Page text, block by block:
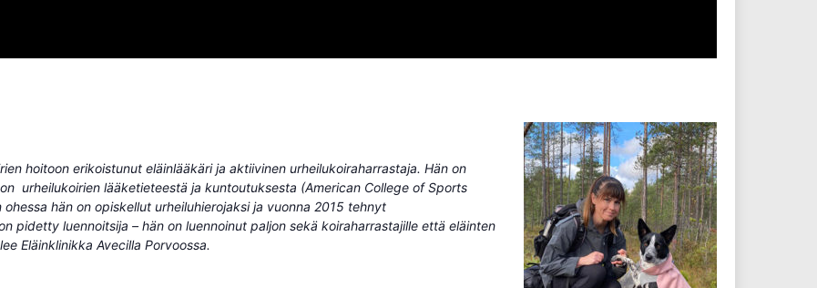
hoitoon erikoistunut eläinlääkäri ja aktiivinen urheilukoiraharrastaja. Hän on
urheilukoirien lääketieteestä ja kuntoutuksesta (American College of Sports
hän on opiskellut urheiluhierojaksi ja vuonna 2015 tehnyt
pidetty luennoitsija – hän on luennoinut paljon sekä koiraharrastajille että eläinten
Eläinklinikka Avecilla Porvoossa.